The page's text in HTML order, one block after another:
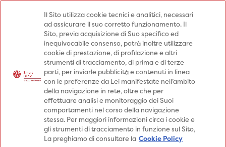
Prenota una visita
Prenota una visita
Specialità
Prestazioni
Patologie
Medici Punti prelievo
Specialità
Prestazioni
Patologie
Sedi
Percorsi
Informazioni
Il Sito utilizza cookie tecnici e analitici, necessari
ad assicurare il suo corretto funzionamento. Il
Sito, previa acquisizione di Suo specifico ed
inequivocabile consenso, potrà inoltre utilizzare
cookie di prestazione, di profilazione e altri
strumenti di tracciamento, di prima e di terze
parti, per inviarle pubblicità e contenuti in linea
con le preferenze da Lei manifestate nell’ambito
della navigazione in rete, oltre che per
effettuare analisi e monitoraggio dei Suoi
comportamenti nel corso della navigazione
stessa. Per maggiori informazioni circa i cookie e
gli strumenti di tracciamento in funzione sul Sito,
La preghiamo di consultare la Cookie Policy